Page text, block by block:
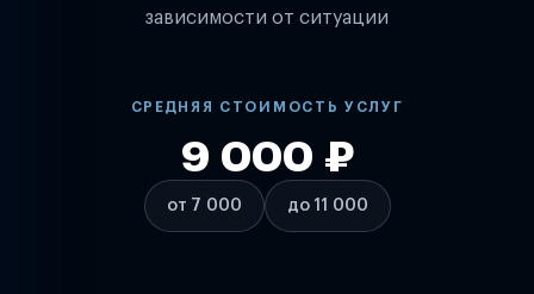
зависимости от ситуации
СРЕДНЯЯ СТОИМОСТЬ УСЛУГ
от 7 000
9 000 ₽
до 11 000